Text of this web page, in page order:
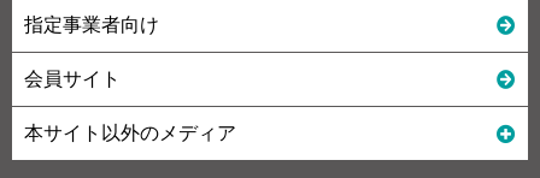
指定事業者向け
会員サイト
本サイト以外のメディア